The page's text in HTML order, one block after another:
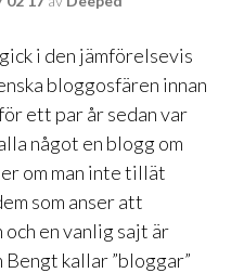
i den jämförelsevis
bloggosfären innan
ett par år sedan var
något en blogg om
om man inte tillät
som anser att
en vanlig sajt är
kallar ”bloggar”